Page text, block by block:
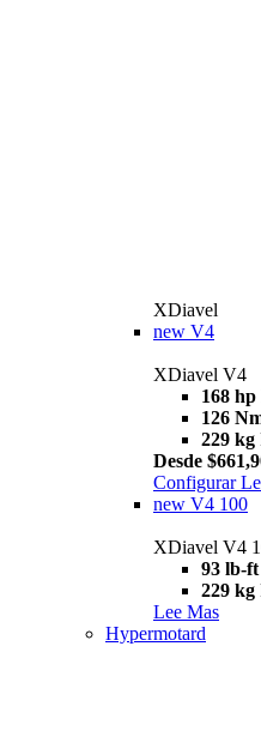
XDiavel
new V4
XDiavel V4
168 hp
126
229 kg
Desde
Configurar
new V4 100
XDiavel V4
93 lb-ft
229 kg
Lee Mas
Hypermotard